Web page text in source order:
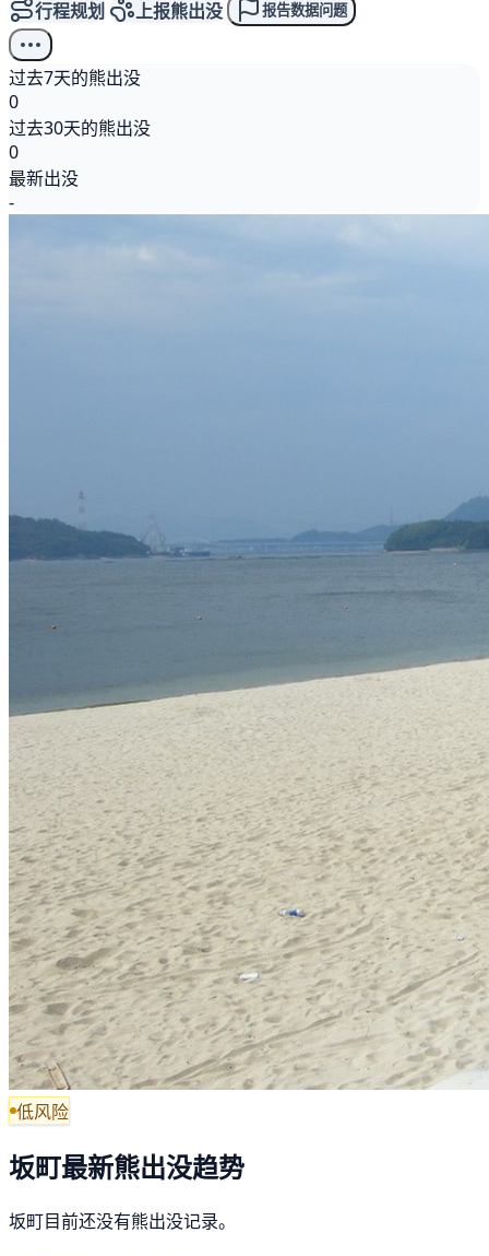
行程规划 上报熊出没 报告数据问题
过去7天的熊出没
0
过去30天的熊出没
0
最新出没
-
低风险
坂町最新熊出没趋势
坂町目前还没有熊出没记录。